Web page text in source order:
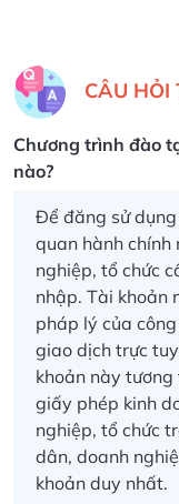
CÂU HỎI
Chương trình đào
nào?
Để đăng sử
quan hành chính
nghiệp, tổ chức
nhập. Tài khoản
pháp lý của
giao dịch trực
khoản này tương
giấy phép kinh
nghiệp, tổ chức
dân, doanh
khoản duy nhất.